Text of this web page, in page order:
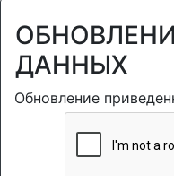
ДАННЫХ
Обновление